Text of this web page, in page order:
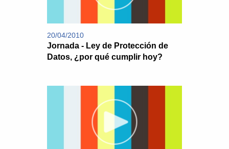
20/04/2010
Jornada - Ley de Protección de
Datos, ¿por qué cumplir hoy?